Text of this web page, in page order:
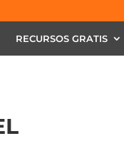
RECURSOS GRATIS